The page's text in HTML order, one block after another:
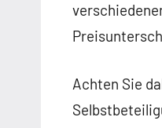
Achten Sie